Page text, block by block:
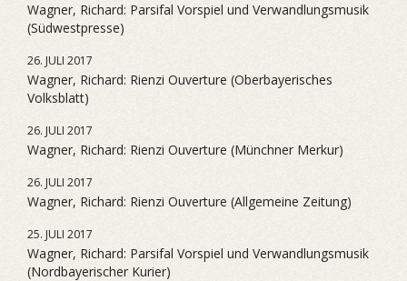
Wagner, Richard: Parsifal Vorspiel und Verwandlungsmusik
(Südwestpresse)
26. JULI 2017
Wagner, Richard: Rienzi Ouverture (Oberbayerisches
Volksblatt)
26. JULI 2017
Wagner, Richard: Rienzi Ouverture (Münchner Merkur)
26. JULI 2017
Wagner, Richard: Rienzi Ouverture (Allgemeine Zeitung)
25. JULI 2017
Wagner, Richard: Parsifal Vorspiel und Verwandlungsmusik
(Nordbayerischer Kurier)